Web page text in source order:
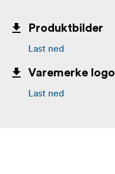
Produktbilder
Last ned
Varemerke logo
Last ned